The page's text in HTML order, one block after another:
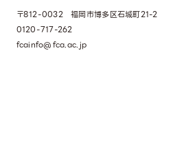
〒812-0032 福岡市博多区石城町21-2
0120-717-262
fcainfo@fca.ac.jp